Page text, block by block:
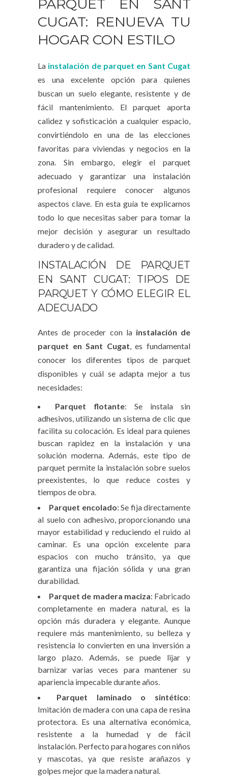
PARQUET EN SANT
CUGAT: RENUEVA TU
HOGAR CON ESTILO
La instalación de parquet en Sant Cugat
es una excelente opción para quienes
buscan un suelo elegante, resistente y de
fácil mantenimiento. El parquet aporta
calidez y sofisticación a cualquier espacio,
convirtiéndolo en una de las elecciones
favoritas para viviendas y negocios en la
zona. Sin embargo, elegir el parquet
adecuado y garantizar una instalación
profesional requiere conocer algunos
aspectos clave. En esta guía te explicamos
todo lo que necesitas saber para tomar la
mejor decisión y asegurar un resultado
duradero y de calidad.
INSTALACIÓN DE PARQUET
EN SANT CUGAT: TIPOS DE
PARQUET Y CÓMO ELEGIR EL
ADECUADO
Antes de proceder con la instalación de
parquet en Sant Cugat, es fundamental
conocer los diferentes tipos de parquet
disponibles y cuál se adapta mejor a tus
necesidades:
Parquet flotante: Se instala sin
adhesivos, utilizando un sistema de clic que
facilita su colocación. Es ideal para quienes
buscan rapidez en la instalación y una
solución moderna. Además, este tipo de
parquet permite la instalación sobre suelos
preexistentes, lo que reduce costes y
tiempos de obra.
Parquet encolado: Se fija directamente
al suelo con adhesivo, proporcionando una
mayor estabilidad y reduciendo el ruido al
caminar. Es una opción excelente para
espacios con mucho tránsito, ya que
garantiza una fijación sólida y una gran
durabilidad.
Parquet de madera maciza: Fabricado
completamente en madera natural, es la
opción más duradera y elegante. Aunque
requiere más mantenimiento, su belleza y
resistencia lo convierten en una inversión a
largo plazo. Además, se puede lijar y
barnizar varias veces para mantener su
apariencia impecable durante años.
Parquet laminado o sintético:
Imitación de madera con una capa de resina
protectora. Es una alternativa económica,
resistente a la humedad y de fácil
instalación. Perfecto para hogares con niños
y mascotas, ya que resiste arañazos y
golpes mejor que la madera natural.